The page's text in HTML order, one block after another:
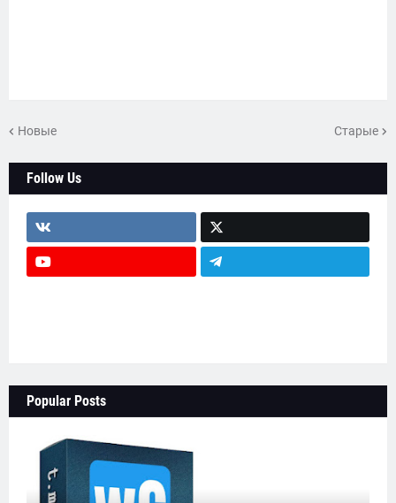
Новые Старые
Follow Us
Popular Posts